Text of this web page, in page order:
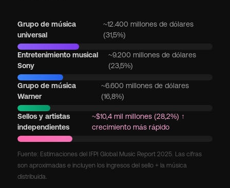
Grupo de música
universal
~12.400 millones de dólares
(31,5%)
Entretenimiento musical
Sony
~9.200 millones de dólares
(23,5%)
Grupo de música
Warner
~6.600 millones de dólares
(16,8%)
Sellos y artistas
independientes
~$10,4 mil millones (28,2%) ↑
crecimiento más rápido
Fuente: Estimaciones del IFPI Global Music Report 2025. Las cifras
son aproximadas e incluyen los ingresos del sello + la música
distribuida.